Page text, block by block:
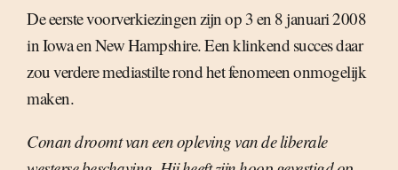
De eerste voorverkiezingen zijn op 3 en 8 januari 2008
in Iowa en New Hampshire. Een klinkend succes daar
zou verdere mediastilte rond het fenomeen onmogelijk
maken.
Conan droomt van een opleving van de liberale